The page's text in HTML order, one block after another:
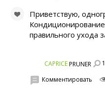
Приветствую,
правильного ухода
CAPRICEPRUNER
Комментировать